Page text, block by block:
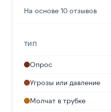
На основе 10 отзывов
ТИП
Опрос
Угрозы или давление
Молчат в трубке